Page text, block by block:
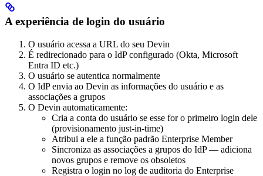
A experiência de login do usuário
O usuário acessa a URL do seu Devin
É redirecionado para o IdP configurado (Okta, Microsoft
Entra ID etc.)
O usuário se autentica normalmente
O IdP envia ao Devin as informações do usuário e as
associações a grupos
O Devin automaticamente:
Cria a conta do usuário se esse for o primeiro login dele
(provisionamento just-in-time)
Atribui a ele a função padrão Enterprise Member
Sincroniza as associações a grupos do IdP — adiciona
novos grupos e remove os obsoletos
Registra o login no log de auditoria do Enterprise